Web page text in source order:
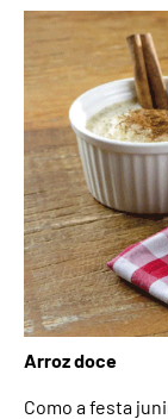
Arroz doce
Como a festa